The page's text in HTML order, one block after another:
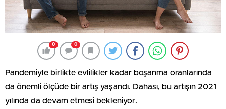
0 0
Pandemiyle birlikte evlilikler kadar boşanma oranlarında
da önemli ölçüde bir artış yaşandı. Dahası, bu artışın 2021
yılında da devam etmesi bekleniyor.